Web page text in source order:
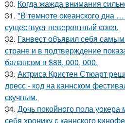
30. Когда жажда внимания
31. "В темноте океанского дна
существует невероятный союз.
32. Ганвест объявил себя
стране и в подтверждение
балансом в $88, 000, 000.
33. Актриса Кристен Стюарт
дресс - код на каннском
скучным.
34. Дочь покойного пола уокера
себя хронику с каннского